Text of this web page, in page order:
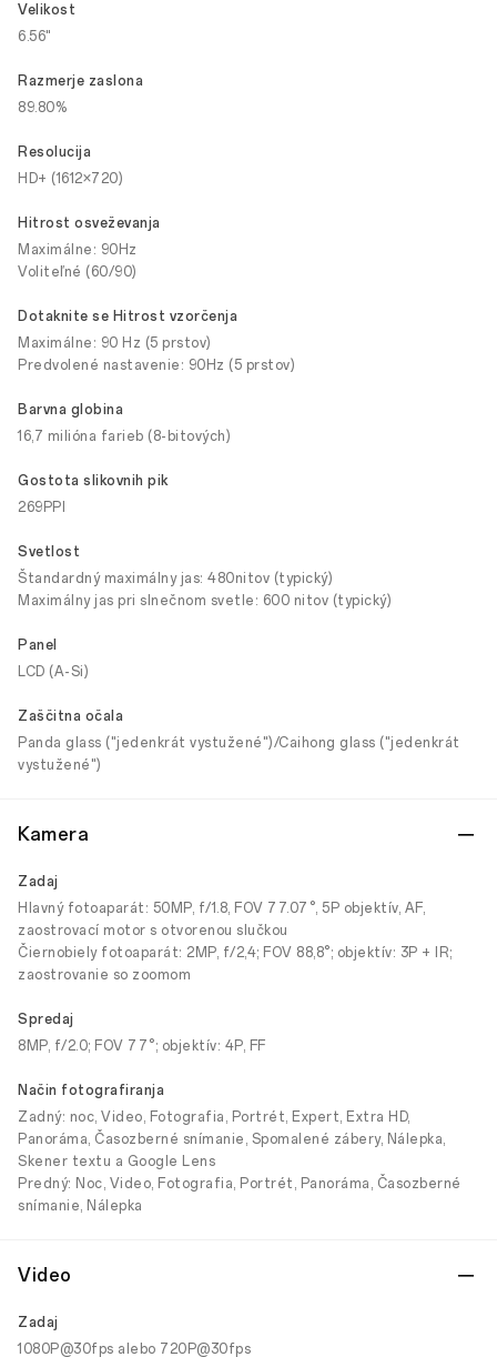
Velikost
6.56"
Razmerje zaslona
89.80%
Resolucija
HD+ (1612×720)
Hitrost osveževanja
Maximálne: 90Hz
Voliteľné (60/90)
Dotaknite se Hitrost vzorčenja
Maximálne: 90 Hz (5 prstov)
Predvolené nastavenie: 90Hz (5 prstov)
Barvna globina
16,7 milióna farieb (8-bitových)
Gostota slikovnih pik
269PPI
Svetlost
Štandardný maximálny jas: 480nitov (typický)
Maximálny jas pri slnečnom svetle: 600 nitov (typický)
Panel
LCD (A-Si)
Zaščitna očala
Panda glass ("jedenkrát vystužené")/Caihong glass ("jedenkrát
vystužené")
Kamera
Zadaj
Hlavný fotoaparát: 50MP, f/1.8, FOV 77.07°, 5P objektív, AF,
zaostrovací motor s otvorenou slučkou
Čiernobiely fotoaparát: 2MP, f/2,4; FOV 88,8°; objektív: 3P + IR;
zaostrovanie so zoomom
Spredaj
8MP, f/2.0; FOV 77°; objektív: 4P, FF
Način fotografiranja
Zadný: noc, Video, Fotografia, Portrét, Expert, Extra HD,
Panoráma, Časozberné snímanie, Spomalené zábery, Nálepka,
Skener textu a Google Lens
Predný: Noc, Video, Fotografia, Portrét, Panoráma, Časozberné
snímanie, Nálepka
Video
Zadaj
1080P@30fps alebo 720P@30fps